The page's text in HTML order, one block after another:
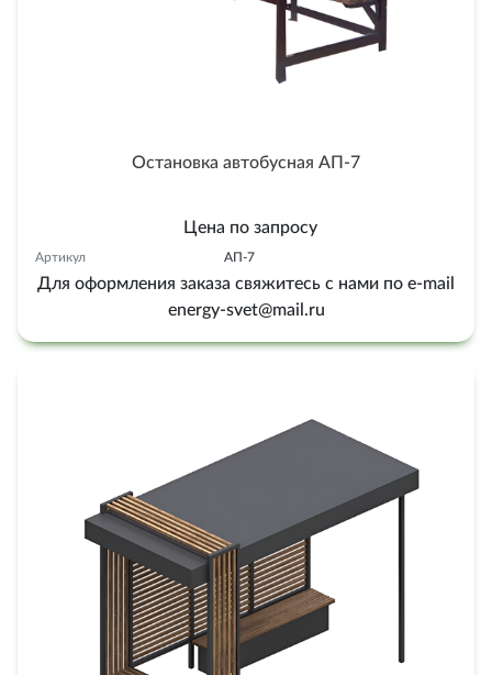
Остановка автобусная АП-7
Цена по запросу
Артикул АП-7
Для оформления заказа свяжитесь с нами по e-mail
energy-svet@mail.ru